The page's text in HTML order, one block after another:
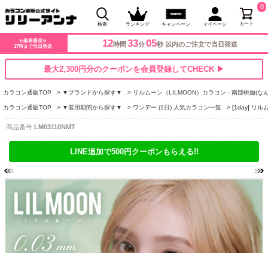
検索 ランキング キャンペーン マイページ カート
0
✨業界最長✨
17時まで当日発送
12時間 33分04秒 以内のご注文で当日発送
最大2,300円分のクーポンを会員登録してCHECK ▶
カラコン通販TOP ▼ブランドから探す▼ リルムーン（LILMOON）カラコン - 南部桃伽(な
カラコン通販TOP ▼装用期間から探す▼ ワンデー (1日) 人気カラコン一覧 [1day] リル
商品番号 LM03110NMT
LINE追加で500円クーポンもらえる!!